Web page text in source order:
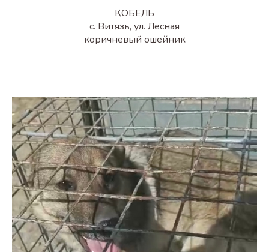
КОБЕЛЬ
с. Витязь, ул. Лесная
коричневый ошейник